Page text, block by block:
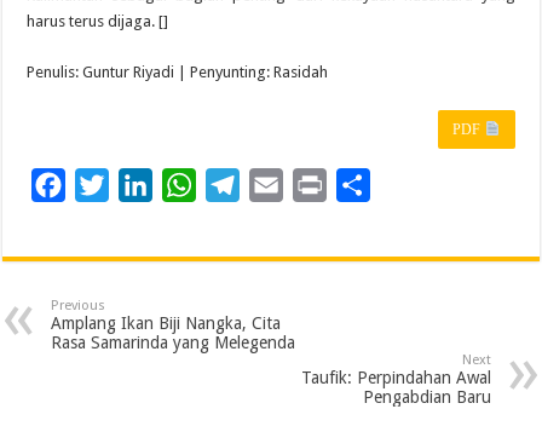
harus terus dijaga. []
Penulis: Guntur Riyadi | Penyunting: Rasidah
PDF
c
b
o
i
t
e
n
e
d
W
a
s
A
l
g
r
a
i
a
Previous
Amplang Ikan Biji Nangka, Cita
Rasa Samarinda yang Melegenda
Next
Taufik: Perpindahan Awal
Pengabdian Baru